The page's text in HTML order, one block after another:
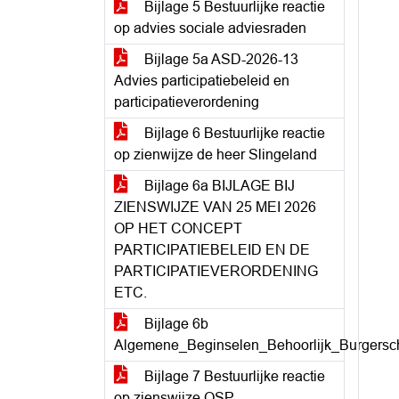
Bijlage 5 Bestuurlijke reactie
op advies sociale adviesraden
Bijlage 5a ASD-2026-13
Advies participatiebeleid en
participatieverordening
Bijlage 6 Bestuurlijke reactie
op zienwijze de heer Slingeland
Bijlage 6a BIJLAGE BIJ
ZIENSWIJZE VAN 25 MEI 2026
OP HET CONCEPT
PARTICIPATIEBELEID EN DE
PARTICIPATIEVERORDENING
ETC.
Bijlage 6b
Bijlage 7 Bestuurlijke reactie